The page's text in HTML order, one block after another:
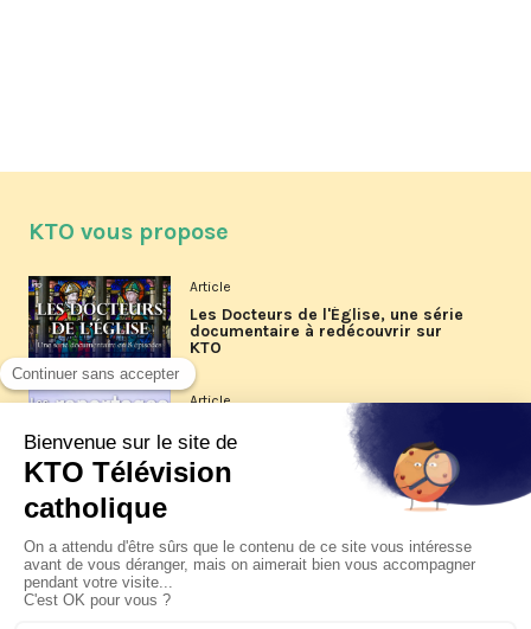
KTO vous propose
Article
Les Docteurs de l'Église, une série
documentaire à redécouvrir sur
KTO
Article
Les reportages d'été 2026 de KTO
La visite pastorale du pape Léon
XIV à Assise à suivre sur KTO le
jeudi 6 août